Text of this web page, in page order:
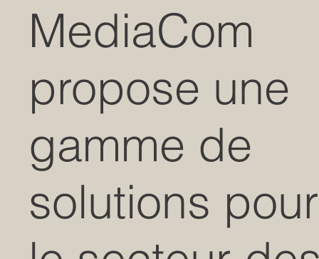
MediaCom
propose une
gamme de
solutions pour